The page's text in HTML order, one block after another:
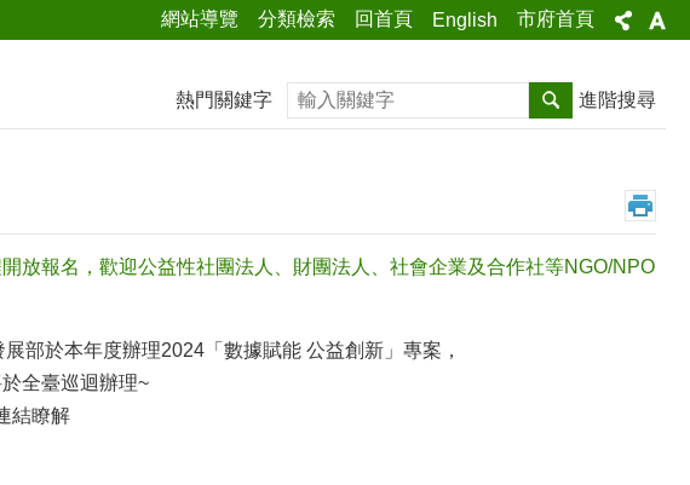
網站導覽 分類檢索 回首頁 English 市府首頁
熱門關鍵字 搜尋 進階搜尋
放報名，歡迎公益性社團法人、財團法人、社會企業及合作社等NGO/NPO
部於本年度辦理2024「數據賦能 公益創新」專案，
全臺巡迴辦理~
結瞭解